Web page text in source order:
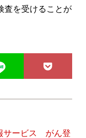
査を受けることが
サービス がん登